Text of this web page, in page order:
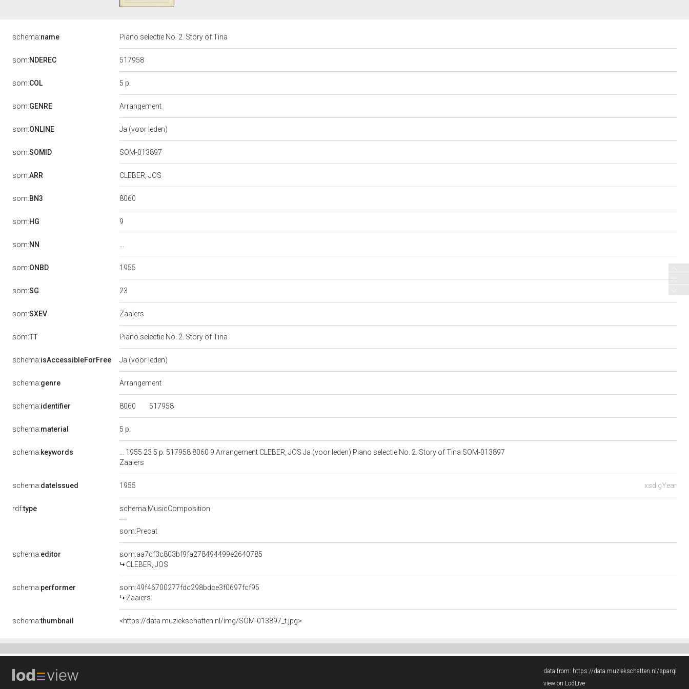
schema:name Piano selectie No. 2. Story of Tina
som:NDEREC 517958
som:COL 5 p.
som:GENRE Arrangement
som:ONLINE Ja (voor leden)
som:SOMID SOM-013897
som:ARR CLEBER, JOS
som:BN3 8060
som:HG 9
som:NN
som:ONBD 1955
som:SG 23
som:SXEV Zaaiers
som:TT Piano selectie No. 2. Story of Tina
schema:isAccessibleForFree Ja (voor leden)
schema:genre Arrangement
schema:identifier 8060 517958
schema:material 5 p.
schema:keywords
... 1955 23 5 p. 517958 8060 9 Arrangement CLEBER, JOS Ja (voor leden) Piano selectie No. 2. Story of Tina SOM-013897
Zaaiers
schema:dateIssued xsd:gYear
1955
rdf:type schema:MusicComposition
som:Precat
schema:editor
som:aa7df3c803bf9fa278494499e2640785
CLEBER, JOS
schema:performer
som:49f46700277fdc298bdce3f0697fcf95
Zaaiers
schema:thumbnail <https://data.muziekschatten.nl/img/SOM-013897_t.jpg>
data from: https://data.muziekschatten.nl/sparql
view on LodLive